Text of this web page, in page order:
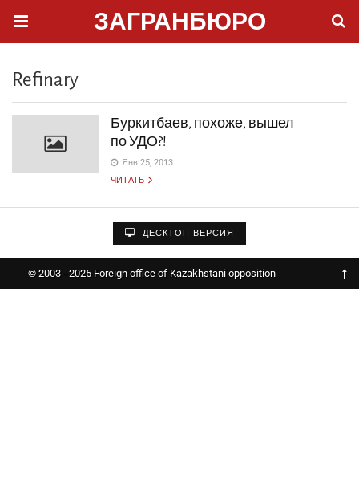
ЗАГРАНБЮРО
Refinary
Буркитбаев, похоже, вышел
по УДО?!
Янв 25, 2013
ЧИТАТЬ
ДЕСКТОП ВЕРСИЯ
© 2003 - 2025 Foreign office of Kazakhstani opposition